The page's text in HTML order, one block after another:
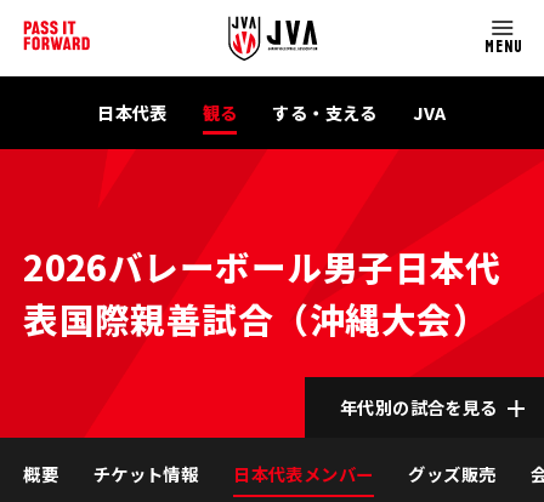
MENU
日本代表 観る する・支える JVA
2026バレーボール男子日本代
表国際親善試合（沖縄大会）
年代別の試合を見る
概要 チケット情報 日本代表メンバー グッズ販売